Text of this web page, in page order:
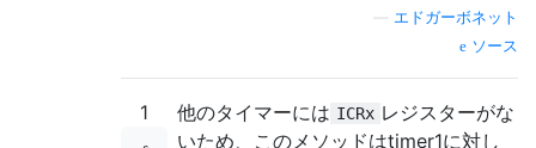
エドガーボネット
ソース
1 他のタイマーには ICRx レジスターがな
いため、このメソッドはtimer1に対し